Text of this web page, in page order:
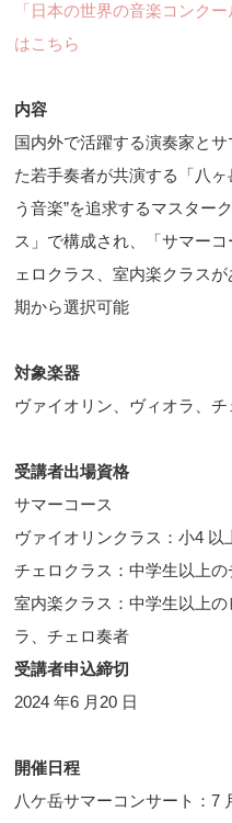
「日本の世界の音楽コンク
はこちら
内容
国内外で活躍する演奏家と
た若手奏者が共演する「八
う音楽”を追求するマスター
ス」で構成され、「サマー
ェロクラス、室内楽クラス
期から選択可能
対象楽器
ヴァイオリン、ヴィオラ、チ
受講者出場資格
サマーコース
ヴァイオリンクラス：小4 以
チェロクラス：中学生以上の
室内楽クラス：中学生以上
ラ、チェロ奏者
受講者申込締切
2024 年6 月20 日
開催日程
八ケ岳サマーコンサート：7